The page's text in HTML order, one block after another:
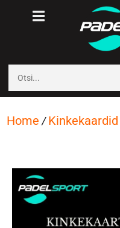
Home /Kinkekaardid